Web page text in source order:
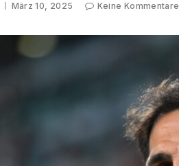
März 10, 2025 Keine Kommentare